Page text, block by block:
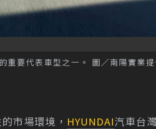
要代表車型之一。 圖／南陽實業
市場環境， HYUNDAI汽車台